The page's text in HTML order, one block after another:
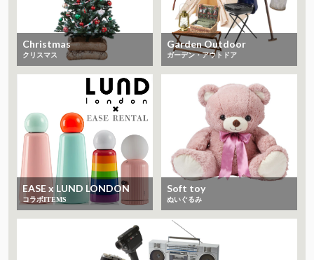
Christmas
クリスマス
Garden Outdoor
ガーデン・アウトドア
EASE x LUND LONDON
コラボITEMS
Soft toy
ぬいぐるみ